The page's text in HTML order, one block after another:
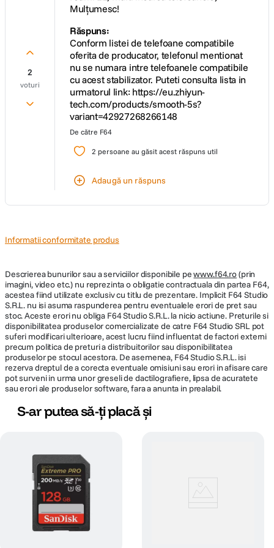
Urmarire inteligenta
Lasati SmartFollow sa lucreze pentru a pune obiectul dorit in lumina
reflectoarelor. Puteti controla de la distanta camera pur si simplu prin
gesturi cu mana.
Aplicatii atat pentru incepatori, cat si pentru profesionisti
ZHIYUN va pune la dispozitie doua aplicatii, ZY Cami si StaCam, dedicate
filmarii cu smartphone-ul. Alegeti aplicatia care se potriveste nevoilor dvs.
si lasati AI sa lucreze.
Modele de filmare AI
ZY Cami Video Editor
Smart Follow
LiveStream Master
Editare online
Aplicatie StaCam avansata
!Unele dintre functii sunt disponibile doar pentru membrii ZY Prime.
COMPATIBILITATE SMARTPHONE
Mate 50 Pro, Mate 40 Pro+, Mate 40 Pro,
Mate 30 Pro, Mate 30, Mate 20 Pro, P40
2
voturi
Mulțumesc!
Răspuns:
Conform listei de telefoane compatibile
oferita de producator, telefonul mentionat
nu se numara intre telefoanele compatibile
cu acest stabilizator. Puteti consulta lista in
urmatorul link: https://eu.zhiyun-
tech.com/products/smooth-5s?
variant=42927268266148
De către F64
2 persoane au găsit acest răspuns util
Adaugă un răspuns
Informatii conformitate produs
Descrierea bunurilor sau a serviciilor disponibile pewww.f64.ro(prin
imagini, video etc.) nu reprezinta o obligatie contractuala din partea F64,
acestea fiind utilizate exclusiv cu titlu de prezentare. Implicit F64 Studio
S.R.L. nu isi asuma raspunderea pentru eventualele erori de pret sau
stoc. Aceste erori nu obliga F64 Studio S.R.L. la nicio actiune. Preturile si
disponibilitatea produselor comercializate de catre F64 Studio SRL pot
suferi modificari ulterioare, acest lucru fiind influentat de factori externi
precum politica de preturi a distribuitorilor sau disponibilitatea
produselor pe stocul acestora. De asemenea, F64 Studio S.R.L. isi
rezerva dreptul de a corecta eventuale omisiuni sau erori in afisare care
pot surveni in urma unor greseli de dactilografiere, lipsa de acuratete
sau erori ale produselor software, fara a anunta in prealabil.
S-ar putea să-ți placă și